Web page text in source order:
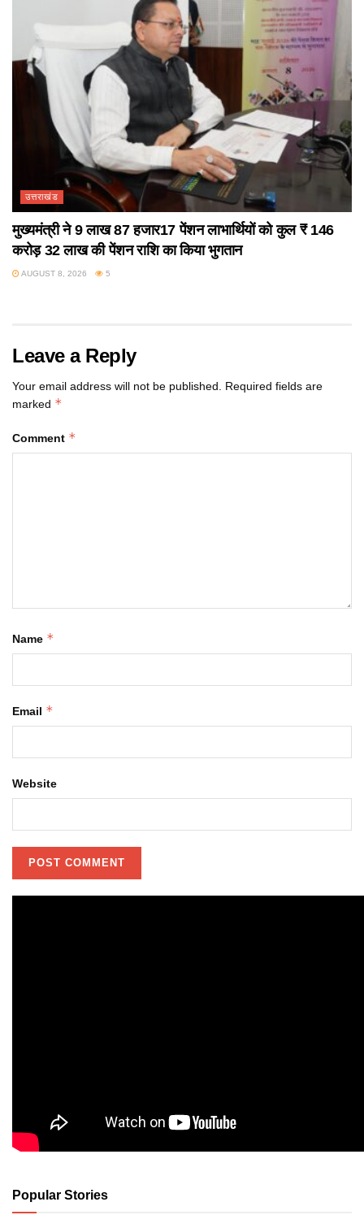
उत्तराखंड
मुख्यमंत्री ने 9 लाख 87 हजार17 पेंशन लाभार्थियों को कुल ₹ 146
करोड़ 32 लाख की पेंशन राशि का किया भुगतान
AUGUST 8, 2026 5
Leave a Reply
Your email address will not be published.
Required fields are
marked *
Comment *
Name *
Email *
Website
Popular Stories